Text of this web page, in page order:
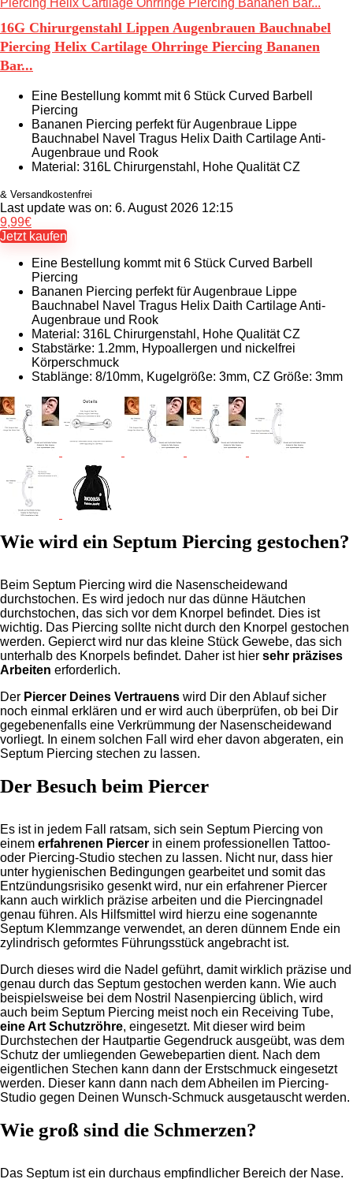
16G Chirurgenstahl Lippen Augenbrauen Bauchnabel
Piercing Helix Cartilage Ohrringe Piercing Bananen
Bar...
Eine Bestellung kommt mit 6 Stück Curved Barbell
Piercing
Bananen Piercing perfekt für Augenbraue Lippe
Bauchnabel Navel Tragus Helix Daith Cartilage Anti-
Augenbraue und Rook
Material: 316L Chirurgenstahl, Hohe Qualität CZ
& Versandkostenfrei
Last update was on: 6. August 2026 12:15
9,99€
Jetzt kaufen
Eine Bestellung kommt mit 6 Stück Curved Barbell
Piercing
Bananen Piercing perfekt für Augenbraue Lippe
Bauchnabel Navel Tragus Helix Daith Cartilage Anti-
Augenbraue und Rook
Material: 316L Chirurgenstahl, Hohe Qualität CZ
Stabstärke: 1.2mm, Hypoallergen und nickelfrei
Körperschmuck
Stablänge: 8/10mm, Kugelgröße: 3mm, CZ Größe: 3mm
Wie wird ein Septum Piercing gestochen?
Beim Septum Piercing wird die Nasenscheidewand
durchstochen. Es wird jedoch nur das dünne Häutchen
durchstochen, das sich vor dem Knorpel befindet. Dies ist
wichtig. Das Piercing sollte nicht durch den Knorpel gestochen
werden. Gepierct wird nur das kleine Stück Gewebe, das sich
unterhalb des Knorpels befindet. Daher ist hier sehr präzises
Arbeiten erforderlich.
Der Piercer Deines Vertrauens wird Dir den Ablauf sicher
noch einmal erklären und er wird auch überprüfen, ob bei Dir
gegebenenfalls eine Verkrümmung der Nasenscheidewand
vorliegt. In einem solchen Fall wird eher davon abgeraten, ein
Septum Piercing stechen zu lassen.
Der Besuch beim Piercer
Es ist in jedem Fall ratsam, sich sein Septum Piercing von
einem erfahrenen Piercer in einem professionellen Tattoo-
oder Piercing-Studio stechen zu lassen. Nicht nur, dass hier
unter hygienischen Bedingungen gearbeitet und somit das
Entzündungsrisiko gesenkt wird, nur ein erfahrener Piercer
kann auch wirklich präzise arbeiten und die Piercingnadel
genau führen. Als Hilfsmittel wird hierzu eine sogenannte
Septum Klemmzange verwendet, an deren dünnem Ende ein
zylindrisch geformtes Führungsstück angebracht ist.
Durch dieses wird die Nadel geführt, damit wirklich präzise und
genau durch das Septum gestochen werden kann. Wie auch
beispielsweise bei dem Nostril Nasenpiercing üblich, wird
auch beim Septum Piercing meist noch ein Receiving Tube,
eine Art Schutzröhre, eingesetzt. Mit dieser wird beim
Durchstechen der Hautpartie Gegendruck ausgeübt, was dem
Schutz der umliegenden Gewebepartien dient. Nach dem
eigentlichen Stechen kann dann der Erstschmuck eingesetzt
werden. Dieser kann dann nach dem Abheilen im Piercing-
Studio gegen Deinen Wunsch-Schmuck ausgetauscht werden.
Wie groß sind die Schmerzen?
Das Septum ist ein durchaus empfindlicher Bereich der Nase.